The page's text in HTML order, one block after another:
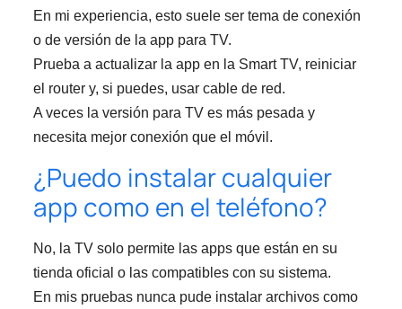
En mi experiencia, esto suele ser tema de conexión
o de versión de la app para TV.
Prueba a actualizar la app en la Smart TV, reiniciar
el router y, si puedes, usar cable de red.
A veces la versión para TV es más pesada y
necesita mejor conexión que el móvil.
¿Puedo instalar cualquier
app como en el teléfono?
No, la TV solo permite las apps que están en su
tienda oficial o las compatibles con su sistema.
En mis pruebas nunca pude instalar archivos como